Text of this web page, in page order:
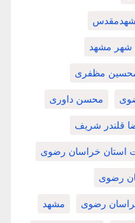
شهر مشهد
مظفری
محسن داوری
قلندر شریف
استان خراسان رضوی
رضوی
رضوی مشهد